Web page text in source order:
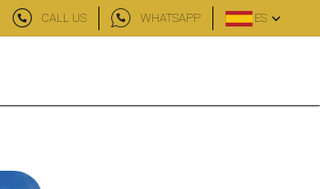
CALL US WHATSAPP ES